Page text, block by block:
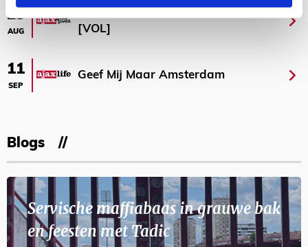
23
AUG
[VOL]
11
SEP
Geef Mij Maar Amsterdam
Blogs
Servische maffiabaas in grauwe bak
en feesten met Tadic